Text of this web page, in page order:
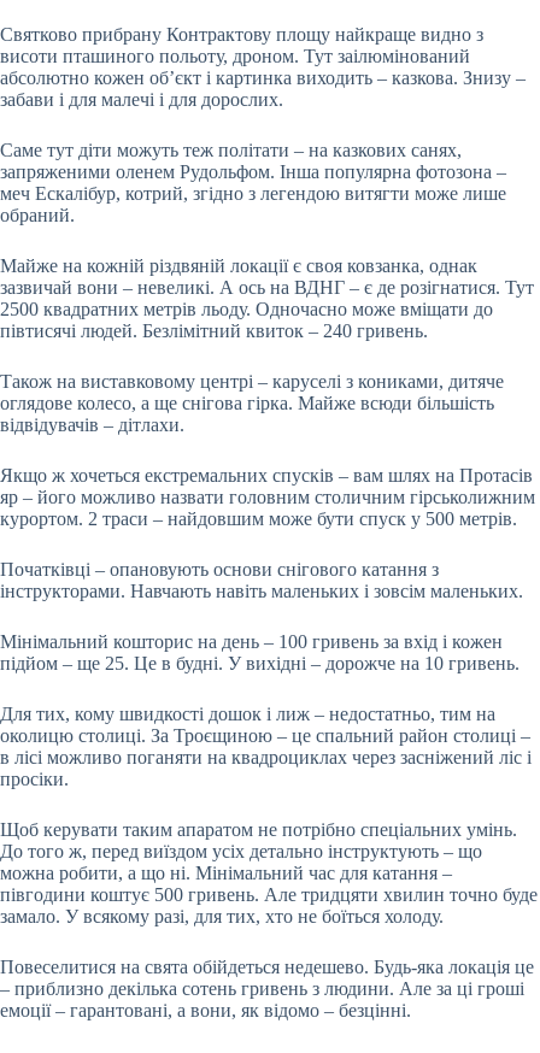
Святково прибрану Контрактову площу найкраще видно з
висоти пташиного польоту, дроном. Тут заілюмінований
абсолютно кожен об’єкт і картинка виходить – казкова. Знизу –
забави і для малечі і для дорослих.
Саме тут діти можуть теж політати – на казкових санях,
запряженими оленем Рудольфом. Інша популярна фотозона –
меч Ескалібур, котрий, згідно з легендою витягти може лише
обраний.
Майже на кожній різдвяній локації є своя ковзанка, однак
зазвичай вони – невеликі. А ось на ВДНГ – є де розігнатися. Тут
2500 квадратних метрів льоду. Одночасно може вміщати до
півтисячі людей. Безлімітний квиток – 240 гривень.
Також на виставковому центрі – каруселі з кониками, дитяче
оглядове колесо, а ще снігова гірка. Майже всюди більшість
відвідувачів – дітлахи.
Якщо ж хочеться екстремальних спусків – вам шлях на Протасів
яр – його можливо назвати головним столичним гірськолижним
курортом. 2 траси – найдовшим може бути спуск у 500 метрів.
Початківці – опановують основи снігового катання з
інструкторами. Навчають навіть маленьких і зовсім маленьких.
Мінімальний кошторис на день – 100 гривень за вхід і кожен
підйом – ще 25. Це в будні. У вихідні – дорожче на 10 гривень.
Для тих, кому швидкості дошок і лиж – недостатньо, тим на
околицю столиці. За Троєщиною – це спальний район столиці –
в лісі можливо поганяти на квадроциклах через засніжений ліс і
просіки.
Щоб керувати таким апаратом не потрібно спеціальних умінь.
До того ж, перед виїздом усіх детально інструктують – що
можна робити, а що ні. Мінімальний час для катання –
півгодини коштує 500 гривень. Але тридцяти хвилин точно буде
замало. У всякому разі, для тих, хто не боїться холоду.
Повеселитися на свята обійдеться недешево. Будь-яка локація це
– приблизно декілька сотень гривень з людини. Але за ці гроші
емоції – гарантовані, а вони, як відомо – безцінні.